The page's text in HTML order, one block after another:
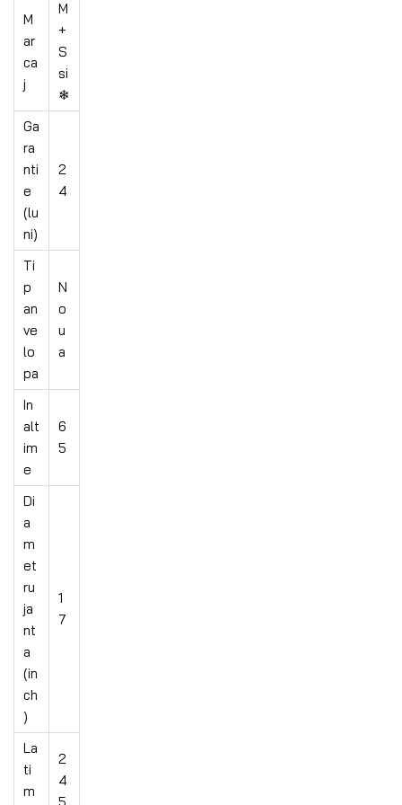
M
ar
ca
j
M
+
S
si
❄︎
Ga
ra
nti
e
(lu
ni)
2
4
Ti
p
an
ve
lo
pa
N
o
u
a
In
alt
im
e
6
5
Di
a
m
et
ru
ja
nt
a
(in
ch
)
1
7
La
ti
m
2
4
5